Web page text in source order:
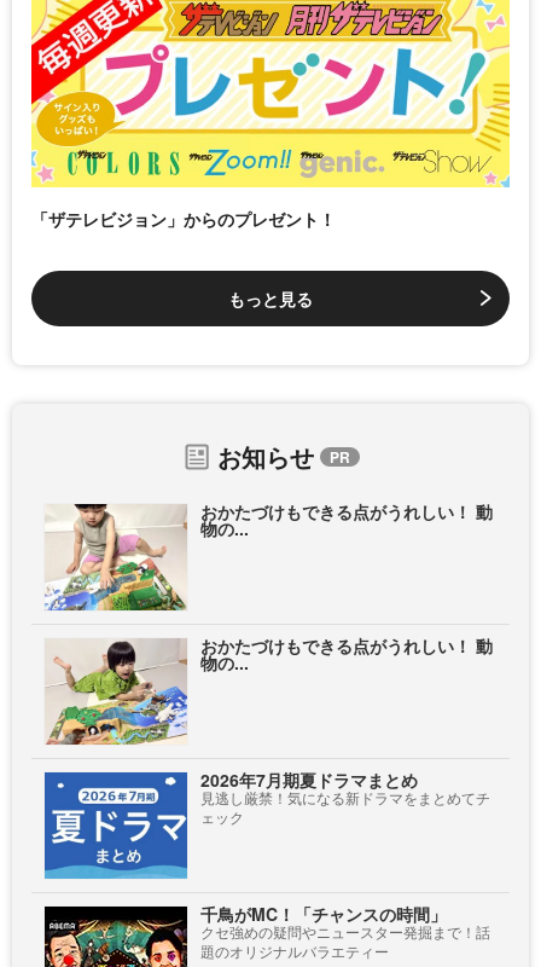
「ザテレビジョン」からのプレゼント！
もっと見る
お知らせ
おかたづけもできる点がうれしい！ 動
物の...
おかたづけもできる点がうれしい！ 動
物の...
2026年7月期夏ドラマまとめ
見逃し厳禁！気になる新ドラマをまとめてチ
ェック
千鳥がMC！「チャンスの時間」
クセ強めの疑問やニュースター発掘まで！話
題のオリジナルバラエティー